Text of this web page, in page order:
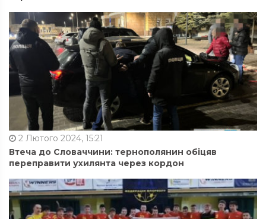
2 Лютого 2024, 15:21
Втеча до Словаччини: тернополянин обіцяв
переправити ухилянта через кордон